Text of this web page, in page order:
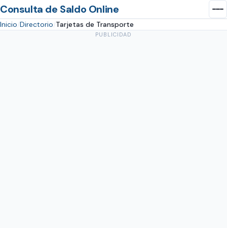
Consulta de Saldo Online
Inicio Directorio Tarjetas de Transporte
PUBLICIDAD